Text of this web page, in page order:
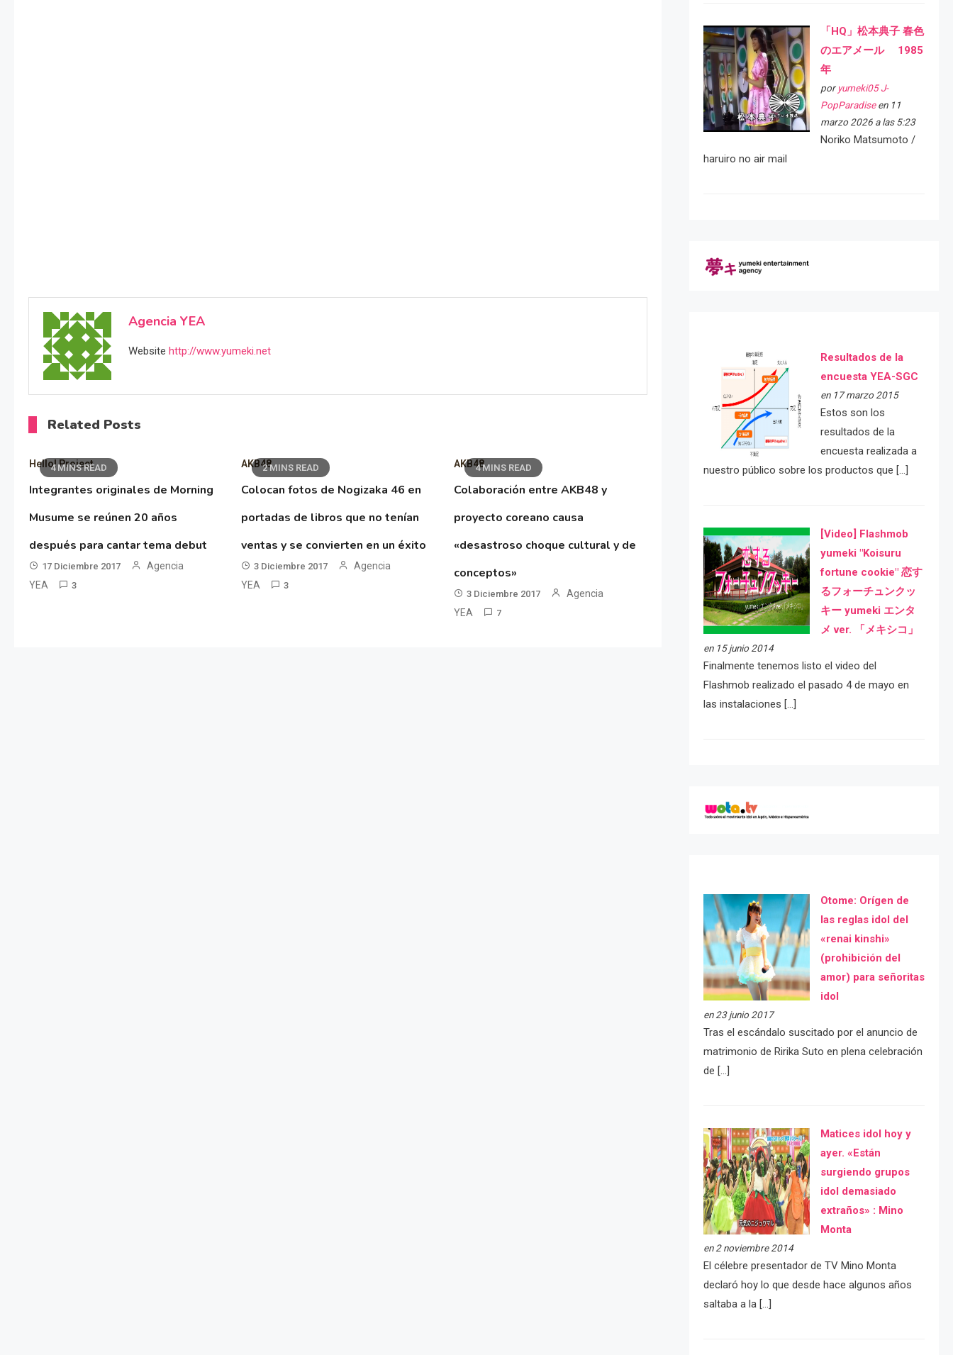
Agencia YEA
Website http://www.yumeki.net
Related Posts
4 MINS READ
Hello! Project
Integrantes originales de Morning
Musume se reúnen 20 años
después para cantar tema debut
17 Diciembre 2017
Agencia
YEA
3
2 MINS READ
AKB48
Colocan fotos de Nogizaka 46 en
portadas de libros que no tenían
ventas y se convierten en un éxito
3 Diciembre 2017
Agencia
YEA
3
4 MINS READ
AKB48
Colaboración entre AKB48 y
proyecto coreano causa
«desastroso choque cultural y de
conceptos»
3 Diciembre 2017
Agencia
YEA
7
「HQ」松本典子 春色
のエアメール 1985
年
por yumeki05 J-
PopParadiseen 11
marzo 2026 a las 5:23
Noriko Matsumoto /
haruiro no air mail
Resultados de la
encuesta YEA-SGC
en 17 marzo 2015
Estos son los
resultados de la
encuesta realizada a
nuestro público sobre los productos que […]
[Video] Flashmob
yumeki "Koisuru
fortune cookie" 恋す
るフォーチュンクッ
キー yumeki エンタ
メ ver. 「メキシコ」
en 15 junio 2014
Finalmente tenemos listo el video del
Flashmob realizado el pasado 4 de mayo en
las instalaciones […]
Otome: Orígen de
las reglas idol del
«renai kinshi»
(prohibición del
amor) para señoritas
idol
en 23 junio 2017
Tras el escándalo suscitado por el anuncio de
matrimonio de Ririka Suto en plena celebración
de […]
Matices idol hoy y
ayer. «Están
surgiendo grupos
idol demasiado
extraños» : Mino
Monta
en 2 noviembre 2014
El célebre presentador de TV Mino Monta
declaró hoy lo que desde hace algunos años
saltaba a la […]